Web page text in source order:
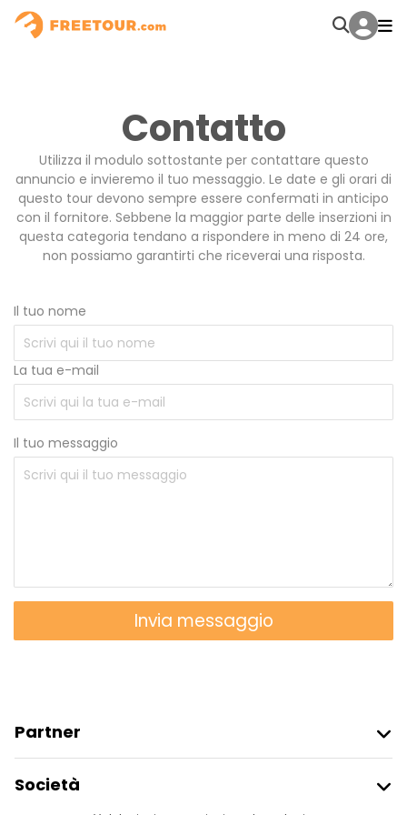
Contatto
Utilizza il modulo sottostante per contattare questo
annuncio e invieremo il tuo messaggio. Le date e gli orari di
questo tour devono sempre essere confermati in anticipo
con il fornitore. Sebbene la maggior parte delle inserzioni in
questa categoria tendano a rispondere in meno di 24 ore,
non possiamo garantirti che riceverai una risposta.
Il tuo nome
La tua e-mail
Il tuo messaggio
Invia messaggio
Partner
Accesso Del Fornitore
Società